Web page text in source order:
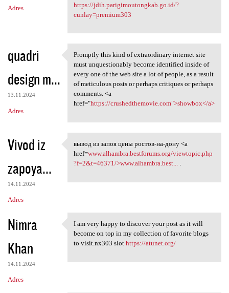
Adres
https://jdih.parigimoutongkab.go.id/?
cunlay=premium303
quadri
design m...
13.11.2024
Adres
Promptly this kind of
Promptly this kind of extraordinary internet site
must unquestionably become identified inside of
every one of the web site a lot of people, as a result
of meticulous posts or perhaps critiques or perhaps
comments. <a
href="https://crushedthemovie.com">showbox</a>
Vivod iz
zapoya...
14.11.2024
Adres
вывод из запоя цены ростов-на
вывод из запоя цены ростов-на-дону <a
href=www.alhambra.bestforums.org/viewtopic.php
?f=2&t=46371/>www.alhambra.best...
Nimra
Khan
14.11.2024
Adres
I am very happy to discover
I am very happy to discover your post as it will
become on top in my collection of favorite blogs
to visit.nx303 slot https://atunet.org/